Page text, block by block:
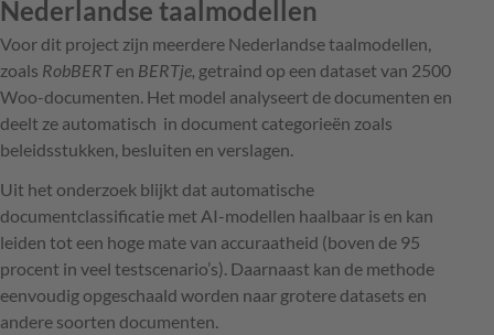
Nederlandse taalmodellen
Voor dit project zijn meerdere Nederlandse taalmodellen,
zoals RobBERT en BERTje, getraind op een dataset van 2500
Woo-documenten. Het model analyseert de documenten en
deelt ze automatisch in document categorieën zoals
beleidsstukken, besluiten en verslagen.
Uit het onderzoek blijkt dat automatische
documentclassificatie met AI-modellen haalbaar is en kan
leiden tot een hoge mate van accuraatheid (boven de 95
procent in veel testscenario’s). Daarnaast kan de methode
eenvoudig opgeschaald worden naar grotere datasets en
andere soorten documenten.